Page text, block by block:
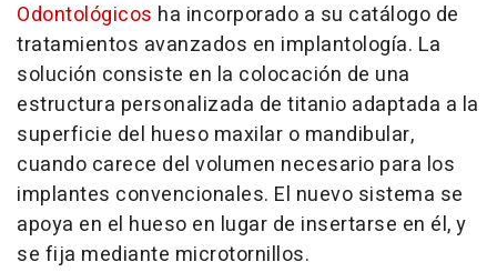
Odontológicos ha incorporado a su catálogo de
tratamientos avanzados en implantología. La
solución consiste en la colocación de una
estructura personalizada de titanio adaptada a la
superficie del hueso maxilar o mandibular,
cuando carece del volumen necesario para los
implantes convencionales. El nuevo sistema se
apoya en el hueso en lugar de insertarse en él, y
se fija mediante microtornillos.